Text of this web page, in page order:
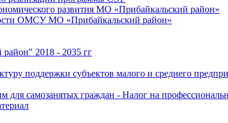
развития МО «Прибайкальский район»
ОМСУ МО «Прибайкальский район»
2018 - 2035 гг
поддержки субъектов малого и среднего
самозанятых граждан - Налог на